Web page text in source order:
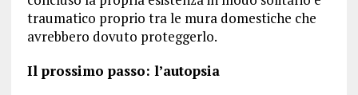
traumatico proprio tra le mura domestiche che
avrebbero dovuto proteggerlo.
Il prossimo passo: l’autopsia